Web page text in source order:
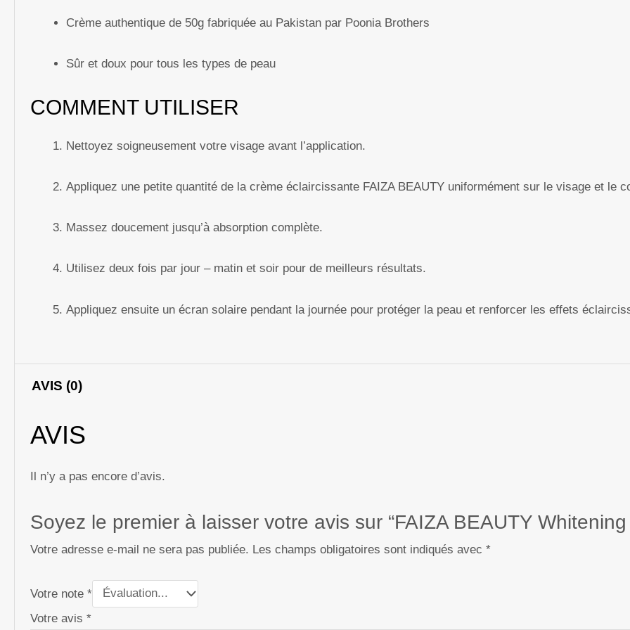
Crème authentique de 50g fabriquée au Pakistan par Poonia Brothers
Sûr et doux pour tous les types de peau
COMMENT UTILISER
Nettoyez soigneusement votre visage avant l’application.
Appliquez une petite quantité de la crème éclaircissante FAIZA BEAUTY uniformément sur le visage et le
Massez doucement jusqu’à absorption complète.
Utilisez deux fois par jour – matin et soir pour de meilleurs résultats.
Appliquez ensuite un écran solaire pendant la journée pour protéger la peau et renforcer les effets
AVIS (0)
AVIS
Il n’y a pas encore d’avis.
Soyez le premier à laisser votre avis sur “FAIZA BEAUTY
Votre adresse e-mail ne sera pas publiée. Les champs obligatoires sont indiqués avec*
Votre note*
Votre avis*